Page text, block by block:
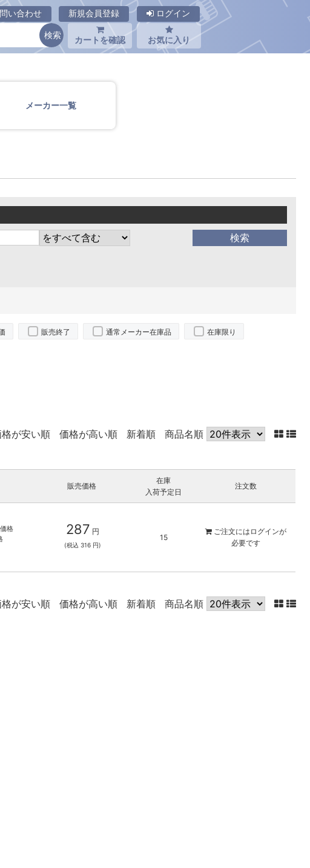
い合わせ 新規会員登録 ログイン
カートを確認 お気に入り
メーカー一覧
販売終了 通常メーカー在庫品
在庫限り
が安い順 価格が高い順 新着順 商品名順
販売価格
在庫
入荷予定日
注文数
格
287 円
(税込 316 円)
15
ご注文には ログインが
必要です
が安い順 価格が高い順 新着順 商品名順